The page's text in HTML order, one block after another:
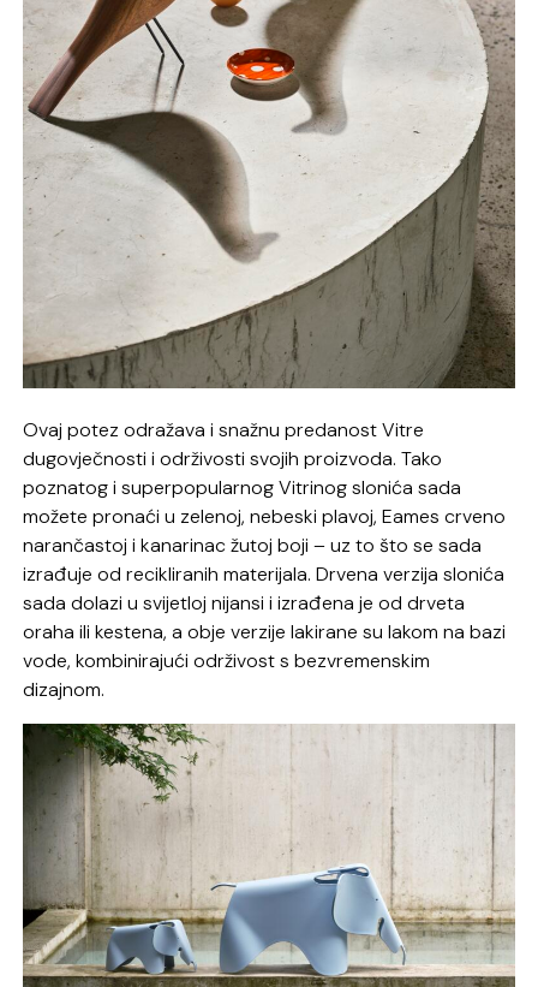
Ovaj potez odražava i snažnu predanost Vitre
dugovječnosti i održivosti svojih proizvoda. Tako
poznatog i superpopularnog Vitrinog slonića sada
možete pronaći u zelenoj, nebeski plavoj, Eames crveno
narančastoj i kanarinac žutoj boji – uz to što se sada
izrađuje od recikliranih materijala. Drvena verzija slonića
sada dolazi u svijetloj nijansi i izrađena je od drveta
oraha ili kestena, a obje verzije lakirane su lakom na bazi
vode, kombinirajući održivost s bezvremenskim
dizajnom.